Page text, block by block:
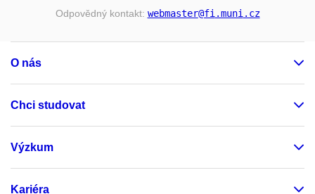
Odpovědný kontakt: webmaster@fi.muni.cz
O nás
Chci studovat
Výzkum
Kariéra